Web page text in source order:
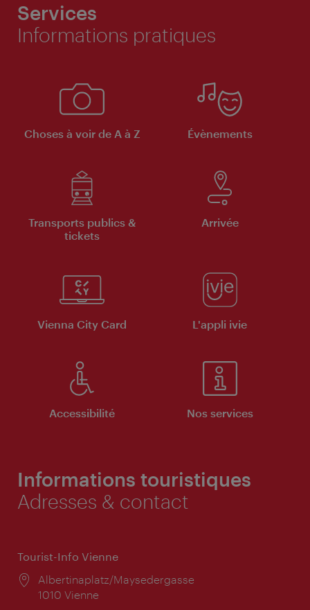
Services
Informations pratiques
Choses à voir de A à Z Évènements
Transports publics &
tickets
Arrivée
Vienna City Card L'appli ivie
Accessibilité Nos services
Informations touristiques
Adresses & contact
Tourist-Info Vienne
Lieu:
Albertinaplatz/Maysedergasse
1010 Vienne